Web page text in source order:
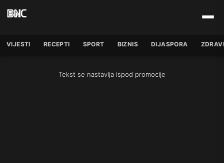
VIJESTI RECEPTI SPORT BIZNIS DIJASPORA
Tekst se nastavlja ispod promocije